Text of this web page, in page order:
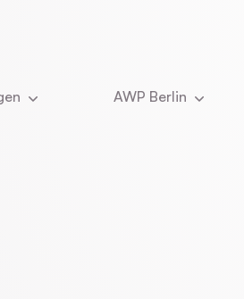
AWP Berlin